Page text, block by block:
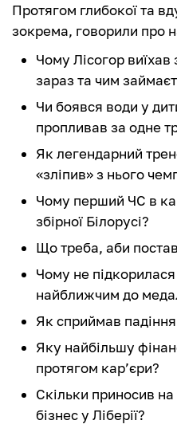
Протягом глибокої та
зокрема, говорили про
Чому Лісогор
зараз та чим
Чи боявся води у
пропливав за одне
Як легендарний
«зліпив» з нього
Чому перший ЧС в
збірної Білорусі?
Що треба, аби
Чому не
найближчим до
Як сприймав падіння
Яку найбільшу
протягом кар’єри?
Скільки приносив
бізнес у Ліберії?